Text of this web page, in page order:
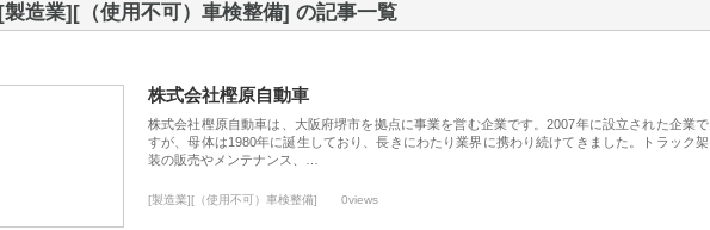
[製造業][（使用不可）車検整備] の記事一覧
株式会社樫原自動車
株式会社樫原自動車は、大阪府堺市を拠点に事業を営む企業です。2007年に設立された企業で
すが、母体は1980年に誕生しており、長きにわたり業界に携わり続けてきました。トラック架
装の販売やメンテナンス、…
[製造業][（使用不可）車検整備] 0views